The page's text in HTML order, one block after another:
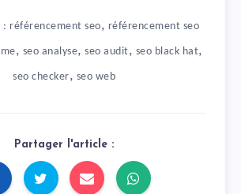
: référencement seo, référencement seo
, seo analyse,seo audit, seo black hat,
seo checker, seo web
Partager l'article :